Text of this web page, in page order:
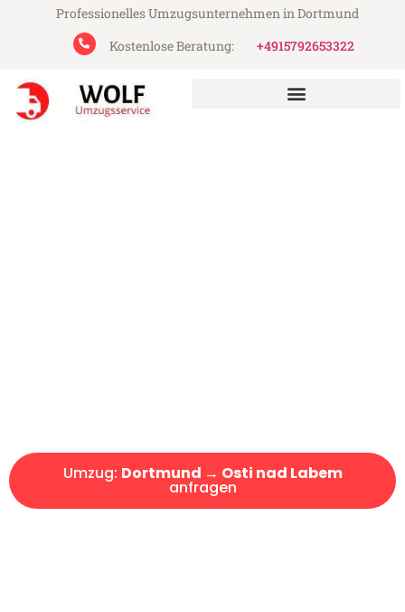
Professionelles Umzugsunternehmen in Dortmund
Kostenlose Beratung:
+4915792653322
Umzug: Dortmund → Osti nad Labem
anfragen